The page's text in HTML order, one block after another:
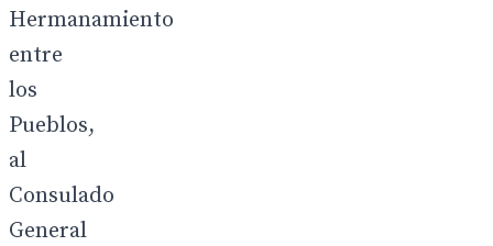
Hermanamiento
entre
los
Pueblos,
al
Consulado
General